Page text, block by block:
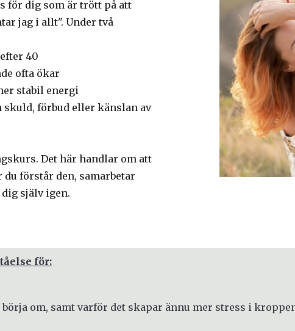
för dig som är trött på att
jag i allt". Under två
40
ofta ökar
stabil energi
skuld, förbud eller känslan av
Det här handlar om att
förstår den, samarbetar
själv igen.
för:
om, samt varför det skapar ännu mer stress i